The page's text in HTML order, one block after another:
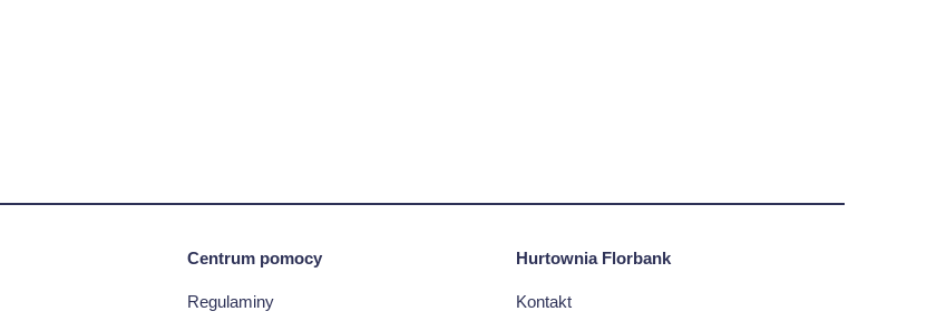
Centrum pomocy
Regulaminy
Hurtownia Florbank
Kontakt